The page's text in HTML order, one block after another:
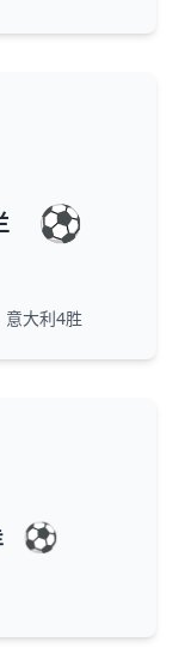
⚽
大利4胜
⚽